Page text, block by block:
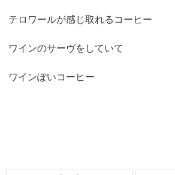
テロワールが感じ取れるコーヒー
ワインのサーヴをしていて
ワインぽいコーヒー